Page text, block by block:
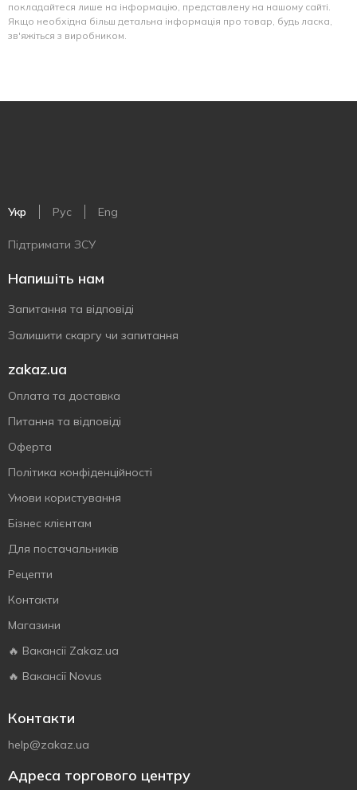
покладайтеся лише на інформацію, представлену на нашому сайті.
Якщо необхідна більш детальна інформація про товар, будь ласка,
зв'яжіться з виробником.
Укр Рус Eng
Підтримати ЗСУ
Напишіть нам
Запитання та відповіді
Залишити скаргу чи запитання
zakaz.ua
Оплата та доставка
Питання та відповіді
Оферта
Політика конфіденційності
Умови користування
Бізнес клієнтам
Для постачальників
Рецепти
Контакти
Магазини
🔥 Вакансії Zakaz.ua
🔥 Вакансії Novus
Контакти
help@zakaz.ua
Адреса торгового центру